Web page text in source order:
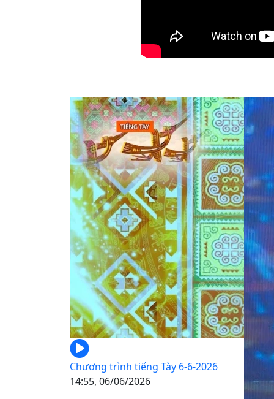
Chương trình tiếng Tày 6-6-2026
14:55, 06/06/2026